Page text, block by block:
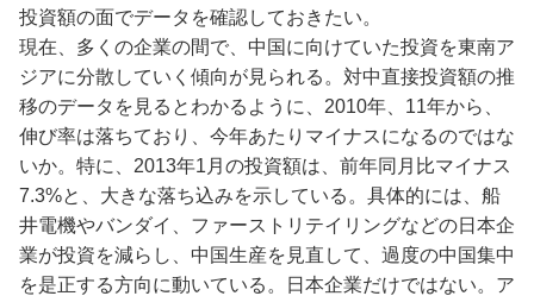
投資額の面でデータを確認しておきたい。
現在、多くの企業の間で、中国に向けていた投資を東南ア
ジアに分散していく傾向が見られる。対中直接投資額の推
移のデータを見るとわかるように、2010年、11年から、
伸び率は落ちており、今年あたりマイナスになるのではな
いか。特に、2013年1月の投資額は、前年同月比マイナス
7.3%と、大きな落ち込みを示している。具体的には、船
井電機やバンダイ、ファーストリテイリングなどの日本企
業が投資を減らし、中国生産を見直して、過度の中国集中
を是正する方向に動いている。日本企業だけではない。ア